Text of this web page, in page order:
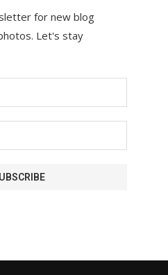
for new blog
Let's stay